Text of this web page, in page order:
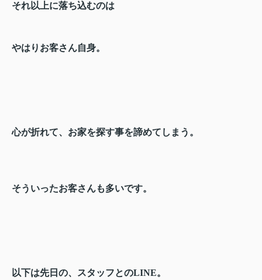
それ以上に落ち込むのは
やはりお客さん自身。
心が折れて、お家を探す事を諦めてしまう。
そういったお客さんも多いです。
以下は先日の、スタッフとのLINE。